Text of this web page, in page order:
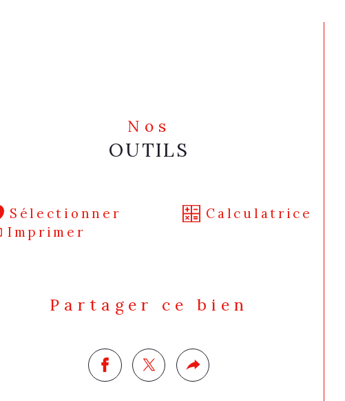
Nos
OUTILS
Sélectionner
Calculatrice
Imprimer
Partager ce bien